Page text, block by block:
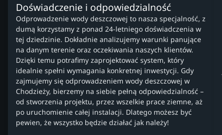
Doświadczenie i odpowiedzialność
Odprowadzenie wody deszczowej to nasza specjalność, z
dumą korzystamy z ponad 24-letniego doświadczenia w
tej dziedzinie. Dokładnie analizujemy warunki panujące
na danym terenie oraz oczekiwania naszych klientów.
Dzięki temu potrafimy zaprojektować system, który
idealnie spełni wymagania konkretnej inwestycji. Gdy
zajmujemy się odprowadzeniem wody deszczowej w
Chodzieży, bierzemy na siebie pełną odpowiedzialność –
od stworzenia projektu, przez wszelkie prace ziemne, aż
po uruchomienie całej instalacji. Dlatego możesz być
pewien, że wszystko będzie działać jak należy!